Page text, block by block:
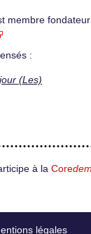
membre
:
(Les)
à la Coredem
légales